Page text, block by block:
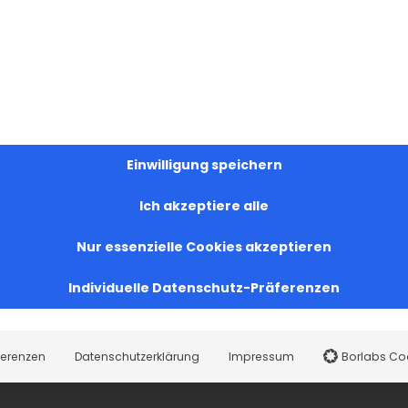
Einwilligung speichern
Ich akzeptiere alle
Nur essenzielle Cookies akzeptieren
Individuelle Datenschutz-Präferenzen
Datenschutzerklärung Impressum Borlabs